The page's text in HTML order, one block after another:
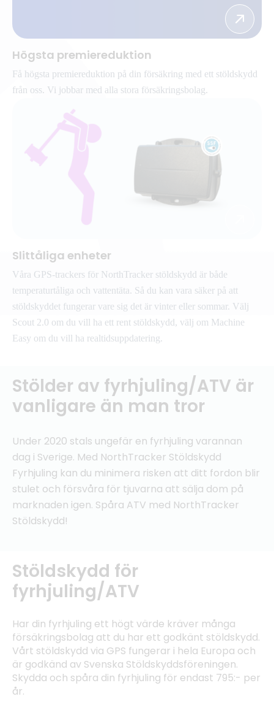
Högsta premiereduktion
Få högsta premiereduktion på din försäkring med ett stöldskydd
från oss. Vi jobbar med alla stora försäkringsbolag.
Slittåliga enheter
Våra GPS-trackers för NorthTracker stöldskydd är både
temperaturtåliga och vattentäta. Så du kan vara säker på att
stöldskyddet fungerar vare sig det är vinter eller sommar. Välj
Scout 2.0 om du vill ha ett rent stöldskydd, välj om Machine
Easy om du vill ha realtidsuppdatering.
Stölder av fyrhjuling/ATV är
vanligare än man tror
Under 2020 stals ungefär en fyrhjuling varannan
dag i Sverige. Med NorthTracker Stöldskydd
Fyrhjuling kan du minimera risken att ditt fordon blir
stulet och försvåra för tjuvarna att sälja dom på
marknaden igen. Spåra ATV med NorthTracker
Stöldskydd!
Stöldskydd för
fyrhjuling/ATV
Har din fyrhjuling ett högt värde kräver många
försäkringsbolag att du har ett godkänt stöldskydd.
Vårt stöldskydd via GPS fungerar i hela Europa och
är godkänd av Svenska Stöldskyddsföreningen.
Skydda och spåra din fyrhjuling för endast 795:- per
år.